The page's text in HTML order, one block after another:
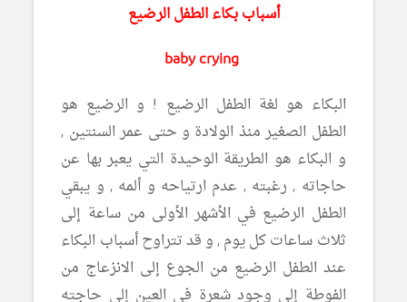
أسباب بكاء الطفل الرضيع
ing
البكاء هو لغة الطفل الرضيع ! و الرضيع هو
الطفل الصغير منذ الولادة و حتى عمر السنتين ,
و البكاء هو الطريقة الوحيدة التي يعبر بها عن
حاجاته , رغبته , عدم ارتياحه و ألمه , و يبقي
الطفل الرضيع في الأشهر الأولى من ساعة إلى
ثلاث ساعات كل يوم , و قد تتراوح أسباب البكاء
عند الطفل الرضيع من الجوع إلى الانزعاج من
الفوطة إلى وجود شعرة في العين إلى حاجته